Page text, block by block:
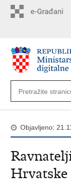
Objavljeno:
Hrvatske